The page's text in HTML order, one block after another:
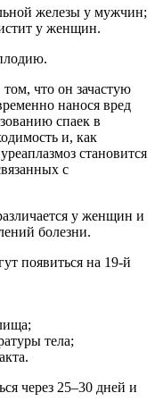
железы у мужчин;
у женщин.
том, что он зачастую
нанося вред
спаек в
и, как
становится
с
у женщин и
болезни.
появиться на 19-й
тела;
через 25–30 дней и